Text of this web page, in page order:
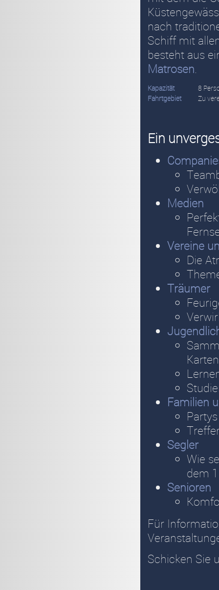
nach
Schiff mit
besteht aus
Matrosen.
Kapazität
8
Fahrtgebiet
Zu
Ein
Medien
Vereine
Die
Träumer
Familien
Partys
Segler
Wie
dem
Senioren
Für
Schicken Sie